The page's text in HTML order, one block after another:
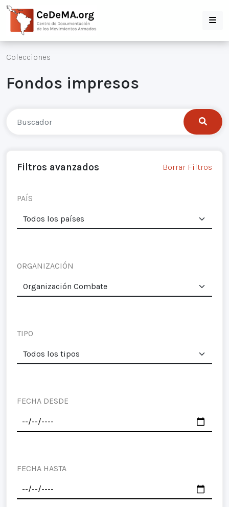
Colecciones
Fondos impresos
Filtros avanzados Borrar Filtros
PAÍS
ORGANIZACIÓN
TIPO
FECHA DESDE
FECHA HASTA